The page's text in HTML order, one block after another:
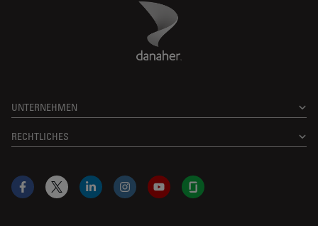
Danaher Logo
UNTERNEHMEN
RECHTLICHES
Facebook
X LinkedInInstagramYouTubeGlassdoor